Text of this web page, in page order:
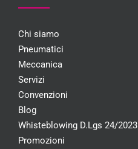
Chi siamo
Pneumatici
Meccanica
Servizi
Convenzioni
Blog
Whisteblowing D.Lgs 24/2023
Promozioni